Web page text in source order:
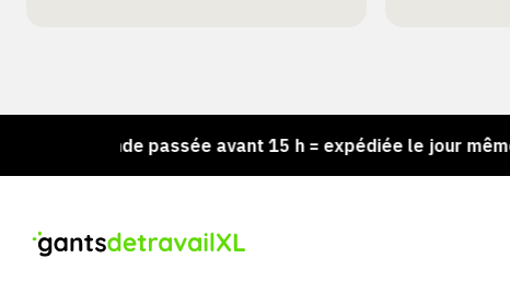
passée avant 15 h = expédiée le jour même